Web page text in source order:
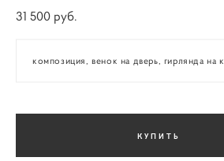
31 500 pуб.
композиция, венок на дверь, гирлянда на
КУПИТЬ